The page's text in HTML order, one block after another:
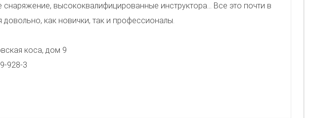
высококвалифицированные инструктора... Все это почти в
как новички, так и профессионалы.
коса, дом 9
928-3